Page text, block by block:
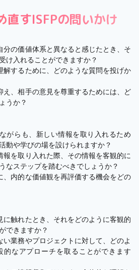
直すISFPの問いかけ
分の価値体系と異なると感じたとき、そ
け入れることができますか？
解するために、どのような質問を投げか
え、相手の意見を尊重するためには、ど
うか？
がらも、新しい情報を取り入れるため
動や学びの場を設けられますか？
報を取り入れた際、その情報を客観的に
なステップを踏むべきでしょうか？
、内的な価値観を再評価する機会をどの
に触れたとき、それをどのように客観的
できますか？
業務やプロジェクトに対して、どのよ
的なアプローチを取ることができます